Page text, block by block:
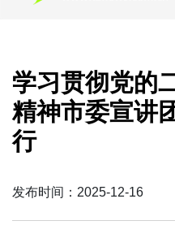
学习贯彻党的
精神市委宣讲
行
发布时间：2025-12-16